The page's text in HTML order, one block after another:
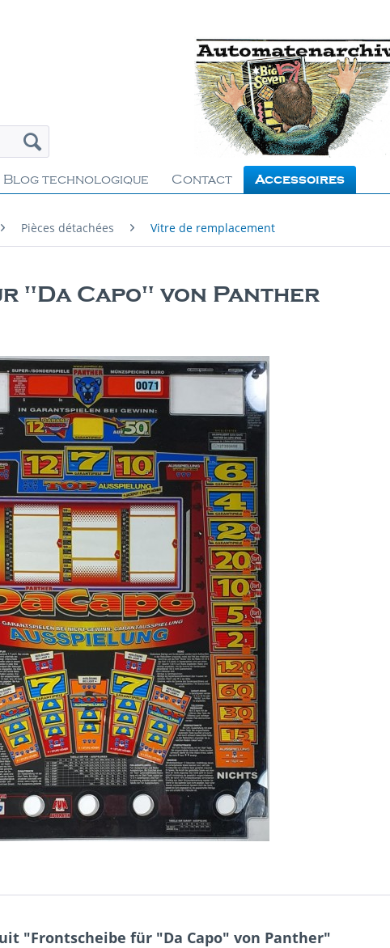
Blog technologique Contact Accessoires
Pièces détachées Vitre de remplacement
"Da Capo" von Panther
"Frontscheibe für "Da Capo" von Panther"